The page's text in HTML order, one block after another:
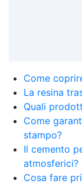
Come
La resina
Quali
Come
stampo?
Il cemento
atmosferici?
Cosa fare